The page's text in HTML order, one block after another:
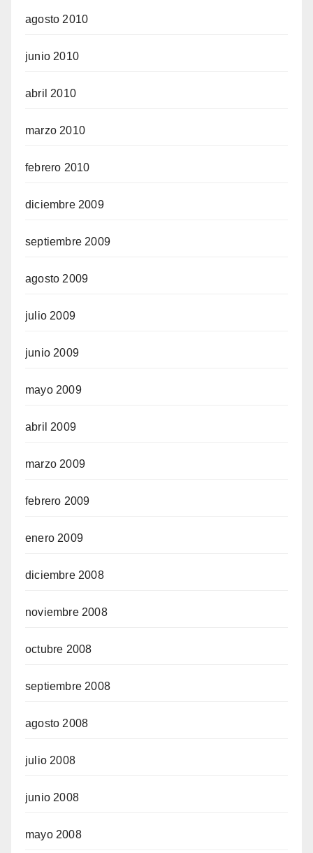
agosto 2010
junio 2010
abril 2010
marzo 2010
febrero 2010
diciembre 2009
septiembre 2009
agosto 2009
julio 2009
junio 2009
mayo 2009
abril 2009
marzo 2009
febrero 2009
enero 2009
diciembre 2008
noviembre 2008
octubre 2008
septiembre 2008
agosto 2008
julio 2008
junio 2008
mayo 2008